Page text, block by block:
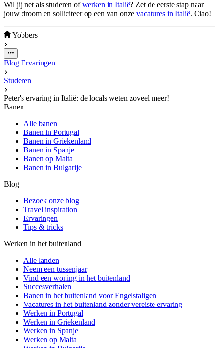
Wil jij net als studeren ofwerken in Italië? Zet de eerste stap naar
jouw droom en solliciteer op een van onze vacatures in Italië. Ciao!
Yobbers
Blog Ervaringen
Studeren
Peter's ervaring in Italië: de locals weten zoveel meer!
Banen
Alle banen
Banen in Portugal
Banen in Griekenland
Banen in Spanje
Banen op Malta
Banen in Bulgarije
Blog
Bezoek onze blog
Travel inspiration
Ervaringen
Tips & tricks
Werken in het buitenland
Alle landen
Neem een ​​tussenjaar
Vind een woning in het buitenland
Succesverhalen
Banen in het buitenland voor Engelstaligen
Vacatures in het buitenland zonder vereiste ervaring
Werken in Portugal
Werken in Griekenland
Werken in Spanje
Werken op Malta